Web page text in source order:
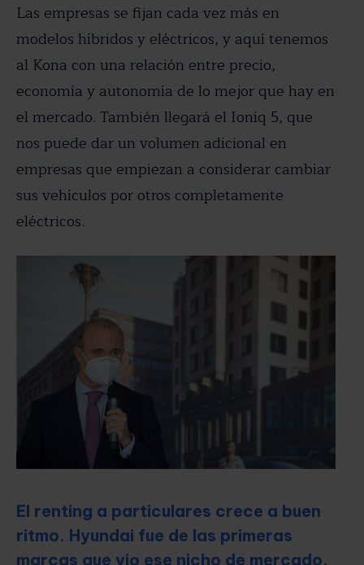
Las empresas se fijan cada vez más en
modelos híbridos y eléctricos, y aquí tenemos
al Kona con una relación entre precio,
economía y autonomía de lo mejor que hay en
el mercado. También llegará el Ioniq 5, que
nos puede dar un volumen adicional en
empresas que empiezan a considerar cambiar
sus vehículos por otros completamente
eléctricos.
El renting a particulares crece a buen
ritmo. Hyundai fue de las primeras
marcas que vio ese nicho de mercado.